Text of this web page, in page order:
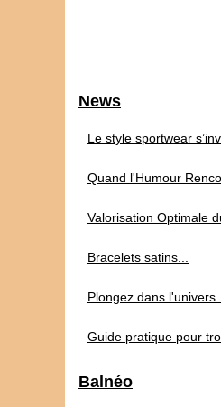
News
Le style sportwear
Quand l'Humour
Valorisation Optimale
Bracelets satins...
Plongez dans l'univers...
Guide pratique pour
Balnéo